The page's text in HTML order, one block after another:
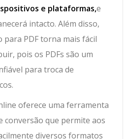
e plataformas,e
intacto. Além disso,
PDF torna mais fácil
pois os PDFs são um
para troca de
oferece uma ferramenta
conversão que permite aos
diversos formatos